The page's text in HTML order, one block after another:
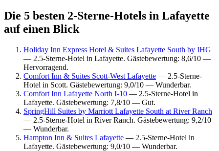
Die 5 besten 2-Sterne-Hotels in Lafayette
auf einen Blick
Holiday Inn Express Hotel & Suites Lafayette South by IHG
— 2.5-Sterne-Hotel in Lafayette. Gästebewertung: 8,6/10 —
Hervorragend.
Comfort Inn & Suites Scott-West Lafayette — 2.5-Sterne-
Hotel in Scott. Gästebewertung: 9,0/10 — Wunderbar.
Comfort Inn Lafayette North I-10 — 2.5-Sterne-Hotel in
Lafayette. Gästebewertung: 7,8/10 — Gut.
SpringHill Suites by Marriott Lafayette South at River Ranch
— 2.5-Sterne-Hotel in River Ranch. Gästebewertung: 9,2/10
— Wunderbar.
Hampton Inn & Suites Lafayette — 2.5-Sterne-Hotel in
Lafayette. Gästebewertung: 9,0/10 — Wunderbar.